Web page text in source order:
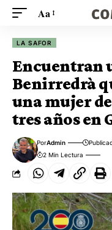
Aa
LA SAFOR
Encuentran
Benirredrà
una mujer
tres años en
PorAdmin
2 Min Lectura